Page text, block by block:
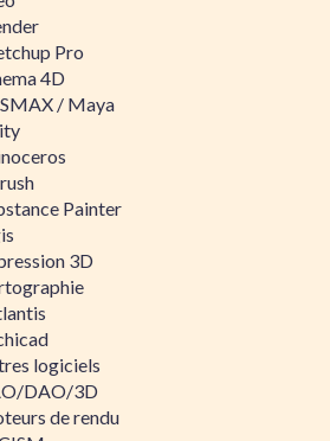
Pro
4D
/ Maya
Painter
3D
logiciels
DAO/3D
de rendu